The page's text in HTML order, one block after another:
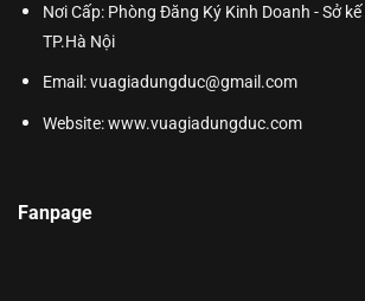
Nơi Cấp: Phòng Đăng Ký Kinh Doanh - Sở
TP.Hà Nội
Email: vuagiadungduc@gmail.com
Website:www.vuagiadungduc.com
Fanpage